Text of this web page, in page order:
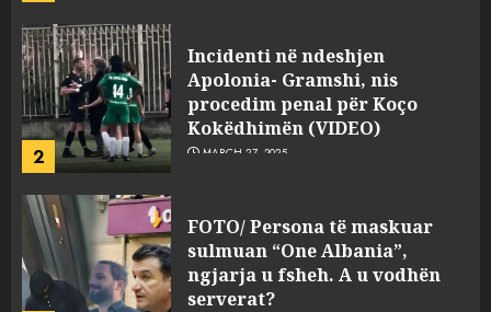
3
FOTO/ Persona të maskuar
sulmuan “One Albania”,
ngjarja u fsheh. A u vodhën
serverat?
MARCH 25, 2025
Prokuroria jep pretencën, ja
çfarë dënimi kërkon për
Mariela dhe Antonela
Berishën